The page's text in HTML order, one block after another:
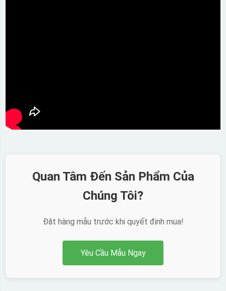
Quan Tâm Đến Sản Phẩm Của
Chúng Tôi?
Đặt hàng mẫu trước khi quyết định mua!
Yêu Cầu Mẫu Ngay